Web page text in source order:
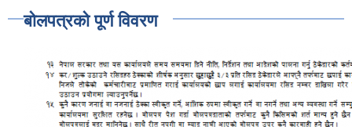
बोलपत्रको पूर्ण विवरण